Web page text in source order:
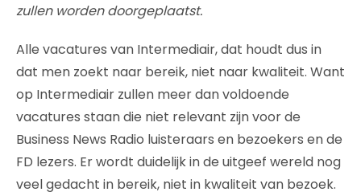
zullen worden doorgeplaatst.
Alle vacatures van Intermediair, dat houdt dus in
dat men zoekt naar bereik, niet naar kwaliteit. Want
op Intermediair zullen meer dan voldoende
vacatures staan die niet relevant zijn voor de
Business News Radio luisteraars en bezoekers en de
FD lezers. Er wordt duidelijk in de uitgeef wereld nog
veel gedacht in bereik, niet in kwaliteit van bezoek.